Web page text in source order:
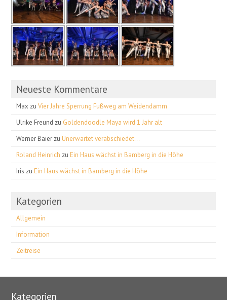
Neueste Kommentare
Max zuVier Jahre Sperrung Fußweg am Weidendamm
Ulrike Freund zu Goldendoodle Maya wird 1 Jahr alt
Werner Baier zu Unerwartet verabschiedet…
Roland Heinrich zu Ein Haus wächst in Bamberg in die Höhe
Iris zu Ein Haus wächst in Bamberg in die Höhe
Kategorien
Allgemein
Information
Zeitreise
Kategorien